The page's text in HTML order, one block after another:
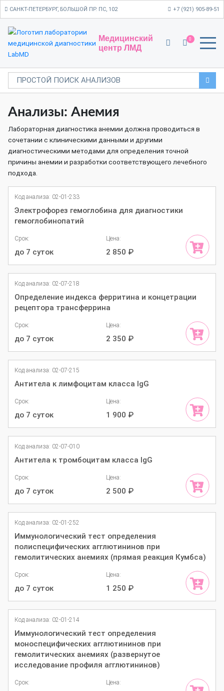
САНКТ-ПЕТЕРБУРГ, БОЛЬШОЙ ПР. ПС, 102 +7 (921) 905-89-51
Медицинский
центр ЛМД
0
Анализы: Анемия
Лабораторная диагностика анемии должна проводиться в
сочетании с клиническими данными и другими
диагностическими методами для определения точной
причины анемии и разработки соответствующего лечебного
подхода.
Код анализа: 02-01-233
Электрофорез гемоглобина для диагностики
гемоглобинопатий
Срок:
до 7 суток
Цена:
2 850 ₽
Код анализа: 02-07-218
Определение индекса ферритина и концетрации
рецептора трансферрина
Срок:
до 7 суток
Цена:
2 350 ₽
Код анализа: 02-07-215
Антитела к лимфоцитам класса IgG
Срок:
до 7 суток
Цена:
1 900 ₽
Код анализа: 02-07-010
Антитела к тромбоцитам класса IgG
Срок:
до 7 суток
Цена:
2 500 ₽
Код анализа: 02-01-252
Иммунологический тест определения
полиспецифических агглютининов при
гемолитических анемиях (прямая реакция Кумбса)
Срок:
до 7 суток
Цена:
1 250 ₽
Код анализа: 02-01-214
Иммунологический тест определения
моноспецифических агглютининов при
гемолитических анемиях (развернутое
исследование профиля агглютининов)
Срок: Цена: